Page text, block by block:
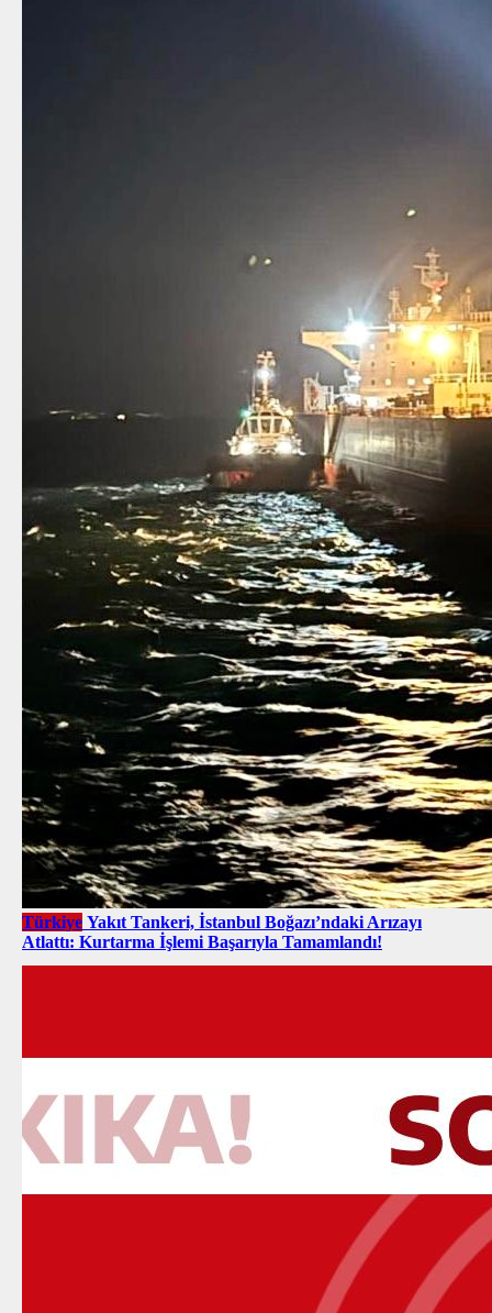
Türkiye Yakıt Tankeri, İstanbul Boğazı’ndaki Arızayı
Atlattı: Kurtarma İşlemi Başarıyla Tamamlandı!